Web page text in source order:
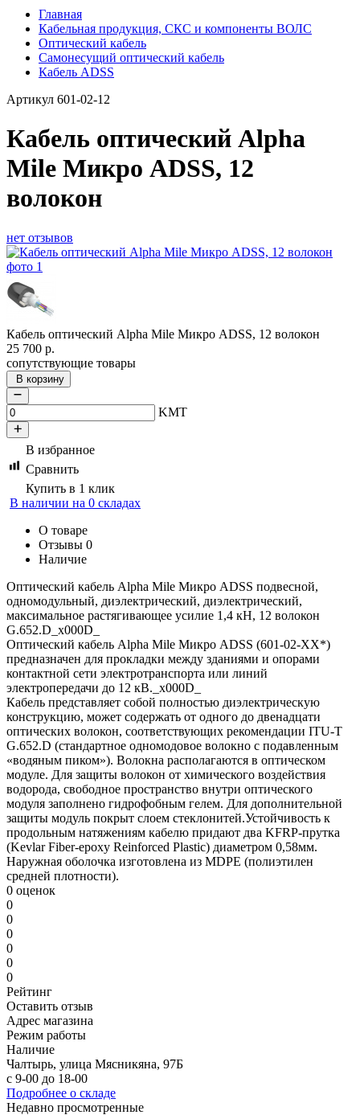
Главная
Кабельная продукция, СКС и компоненты ВОЛС
Оптический кабель
Самонесущий оптический кабель
Кабель ADSS
Артикул 601-02-12
Кабель оптический Alpha
Mile Микро ADSS, 12
волокон
нет отзывов
Кабель оптический Alpha Mile Микро ADSS, 12 волокон
25 700 р.
сопутствующие товары
В корзину
KMT
В избранное
Сравнить
Купить в 1 клик
В наличии на 0 складах
О товаре
Отзывы 0
Наличие
Оптический кабель Alpha Mile Микро ADSS подвесной,
одномодульный, диэлектрический, диэлектрический,
максимальное растягивающее усилие 1,4 кН, 12 волокон
G.652.D_x000D_
Оптический кабель Alpha Mile Микро ADSS (601-02-ХХ*)
предназначен для прокладки между зданиями и опорами
контактной сети электротранспорта или линий
электропередачи до 12 кВ._x000D_
Кабель представляет собой полностью диэлектрическую
конструкцию, может содержать от одного до двенадцати
оптических волокон, соответствующих рекомендации ITU-T
G.652.D (стандартное одномодовое волокно с подавленным
«водяным пиком»). Волокна располагаются в оптическом
модуле. Для защиты волокон от химического воздействия
водорода, свободное пространство внутри оптического
модуля заполнено гидрофобным гелем. Для дополнительной
защиты модуль покрыт слоем стеклонитей.Устойчивость к
продольным натяжениям кабелю придают два KFRP-прутка
(Kevlar Fiber-epoxy Reinforced Plastic) диаметром 0,58мм.
Наружная оболочка изготовлена из MDPE (полиэтилен
средней плотности).
0 оценок
0
0
0
0
0
0
Рейтинг
Оставить отзыв
Адрес магазина
Режим работы
Наличие
Чалтырь, улица Мясникяна, 97Б
с 9-00 до 18-00
Подробнее о складе
Недавно просмотренные